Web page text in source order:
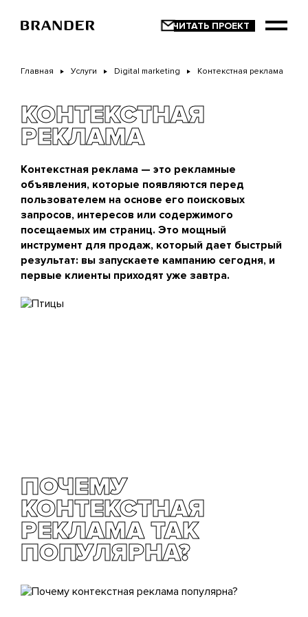
основному
Главная Услуги Digital marketing Контекстная реклама
КОНТЕКСТНАЯ
РЕКЛАМА
Контекстная реклама — это рекламные
объявления, которые появляются перед
пользователем на основе его поисковых
запросов, интересов или содержимого
посещаемых им страниц. Это мощный
инструмент для продаж, который дает быстрый
результат: вы запускаете кампанию сегодня, и
первые клиенты приходят уже завтра.
ПОЧЕМУ
КОНТЕКСТНАЯ
РЕКЛАМА ТАК
ПОПУЛЯРНА?